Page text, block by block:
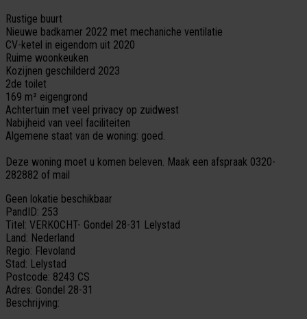
Rustige buurt
Nieuwe badkamer 2022 met mechaniche ventilatie
CV-ketel in eigendom uit 2020
Ruime woonkeuken
Kozijnen geschilderd 2023
2de toilet
169 m² eigengrond
Achtertuin met veel privacy op zuidwest
Nabijheid van veel faciliteiten
Algemene staat van de woning: goed.
Deze woning moet u komen beleven. Maak een afspraak 0320-
282882 of mail
Geen lokatie beschikbaar
PandID: 253
Titel: VERKOCHT- Gondel 28-31 Lelystad
Land: Nederland
Regio: Flevoland
Stad: Lelystad
Postcode: 8243 CS
Adres: Gondel 28-31
Beschrijving: